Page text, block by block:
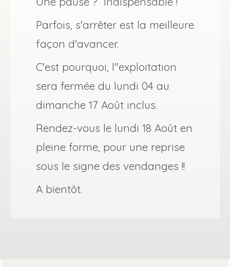
Parfois, s'arrêter est la meilleure
façon d'avancer.
C'est pourquoi, l''exploitation
sera fermée du lundi 04 au
dimanche 17 Août inclus.
Rendez-vous le lundi 18 Août en
pleine forme, pour une reprise
sous le signe des vendanges !!
A bientôt.